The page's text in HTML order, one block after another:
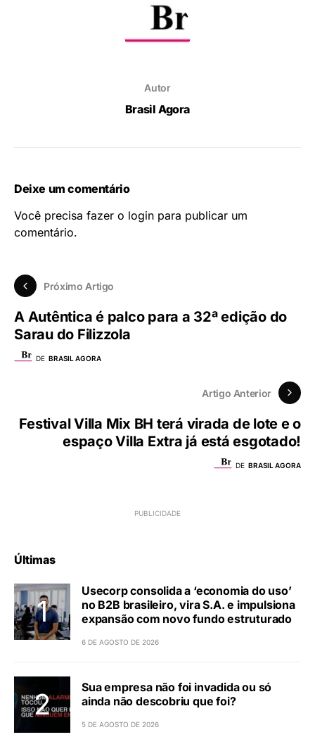
Autor
Brasil Agora
Deixe um comentário
Você precisa fazer o login para publicar um
comentário.
Próximo Artigo
A Autêntica é palco para a 32ª edição do
Sarau do Filizzola
DE BRASIL AGORA
Artigo Anterior
Festival Villa Mix BH terá virada de lote e o
espaço Villa Extra já está esgotado!
DE BRASIL AGORA
Últimas
Usecorp consolida a ‘economia do uso’
no B2B brasileiro, vira S.A. e impulsiona
expansão com novo fundo estruturado
6 DE AGOSTO DE 2026
Sua empresa não foi invadida ou só
ainda não descobriu que foi?
5 DE AGOSTO DE 2026